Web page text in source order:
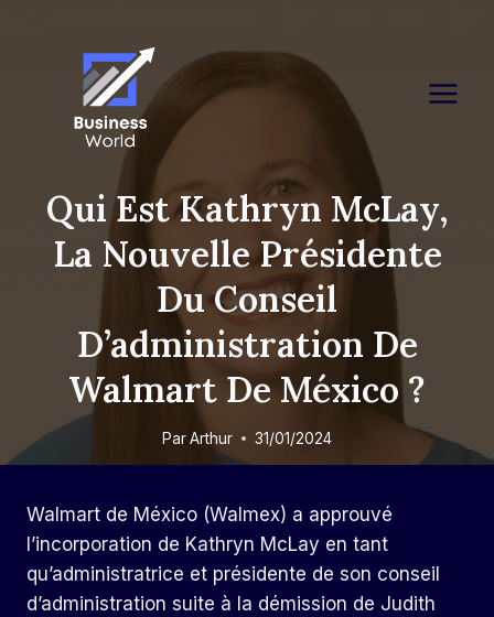
Qui Est Kathryn McLay,
La Nouvelle Présidente
Du Conseil
D’administration De
Walmart De México ?
ParArthur 31/01/2024
Walmart de México (Walmex) a approuvé
l’incorporation de Kathryn McLay en tant
qu’administratrice et présidente de son conseil
d’administration suite à la démission de Judith